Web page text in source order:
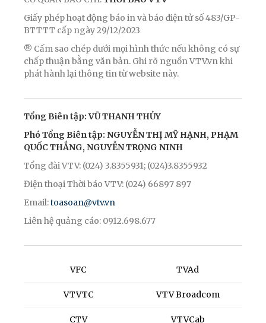
Giấy phép hoạt động báo in và báo điện tử số 483/GP-
BTTTT cấp ngày 29/12/2023
® Cấm sao chép dưới mọi hình thức nếu không có sự
chấp thuận bằng văn bản. Ghi rõ nguồn VTV.vn khi
phát hành lại thông tin từ website này.
Tổng Biên tập: VŨ THANH THỦY
Phó Tổng Biên tập: NGUYỄN THỊ MỸ HẠNH, PHẠM
QUỐC THẮNG, NGUYỄN TRỌNG NINH
Tổng đài VTV: (024) 3.8355931; (024)3.8355932
Điện thoại Thời báo VTV: (024) 66897 897
Email:toasoan@vtv.vn
Liên hệ quảng cáo: 0912.698.677
VFC
VTVTC
CTV
TVAd
VTV Broadcom
VTVCab